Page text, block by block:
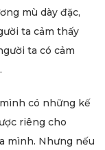
mù dày đặc,
ta cảm thấy
ta có cảm
có những kế
riêng cho
mình. Nhưng nếu